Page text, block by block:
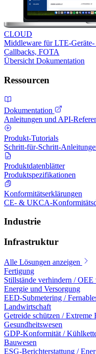
CLOUD
Middleware für LTE-
Callbacks, FOTA
Übersicht Dokumentation
Ressourcen
Dokumentation
Anleitungen und API-
Produkt-Tutorials
Schritt-für-Schritt-
Produktdatenblätter
Produktspezifikationen
Konformitätserklärungen
CE- & UKCA-
Industrie
Infrastruktur
Alle Lösungen anzeigen
Fertigung
Stillstände verhindern / OEE
Energie und Versorgung
EED-Submetering /
Landwirtschaft
Getreide schützen / Extreme
Gesundheitswesen
GDP-Konformität /
Bauwesen
ESG-Berichterstattung /